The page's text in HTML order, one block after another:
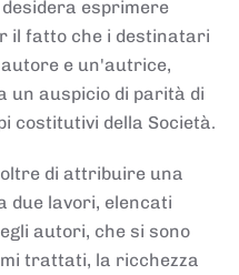
esprimere
il fatto che i destinatari
e un'autrice,
un auspicio di parità di
costitutivi della Società.
di attribuire una
due lavori, elencati
autori, che si sono
trattati, la ricchezza